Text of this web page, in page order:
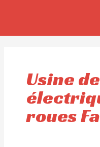
Usine
roues